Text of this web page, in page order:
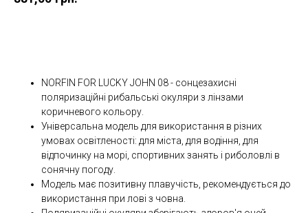
NORFIN FOR LUCKY JOHN 08 - сонцезахисні
поляризаційні рибальські окуляри з лінзами
коричневого кольору.
Універсальна модель для використання в різних
умовах освітленості: для міста, для водіння, для
відпочинку на морі, спортивних занять і риболовлі в
сонячну погоду.
Модель має позитивну плавучість, рекомендується до
використання при лові з човна.